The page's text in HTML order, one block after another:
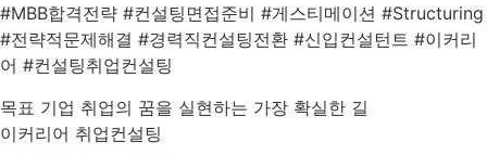
#MBB합격전략 #컨설팅면접준비 #게스티메이션 #Structuring
#전략적문제해결 #경력직컨설팅전환 #신입컨설턴트 #이커리
어 #컨설팅취업컨설팅
목표 기업 취업의 꿈을 실현하는 가장 확실한 길
이커리어 취업컨설팅